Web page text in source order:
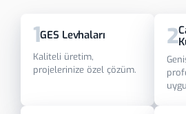
1GES Levhaları
Kaliteli üretim,
projelerinize özel çözüm.
2